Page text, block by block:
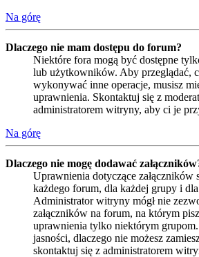
Na górę
Dlaczego nie mam dostępu do forum?
Niektóre fora mogą być dostępne
lub użytkowników. Aby przeglądać,
wykonywać inne operacje, musisz
uprawnienia. Skontaktuj się z
administratorem witryny, aby ci je
Na górę
Dlaczego nie mogę dodawać
Uprawnienia dotyczące załączników
każdego forum, dla każdej grupy i
Administrator witryny mógł nie
załączników na forum, na którym
uprawnienia tylko niektórym grupom.
jasności, dlaczego nie możesz
skontaktuj się z administratorem